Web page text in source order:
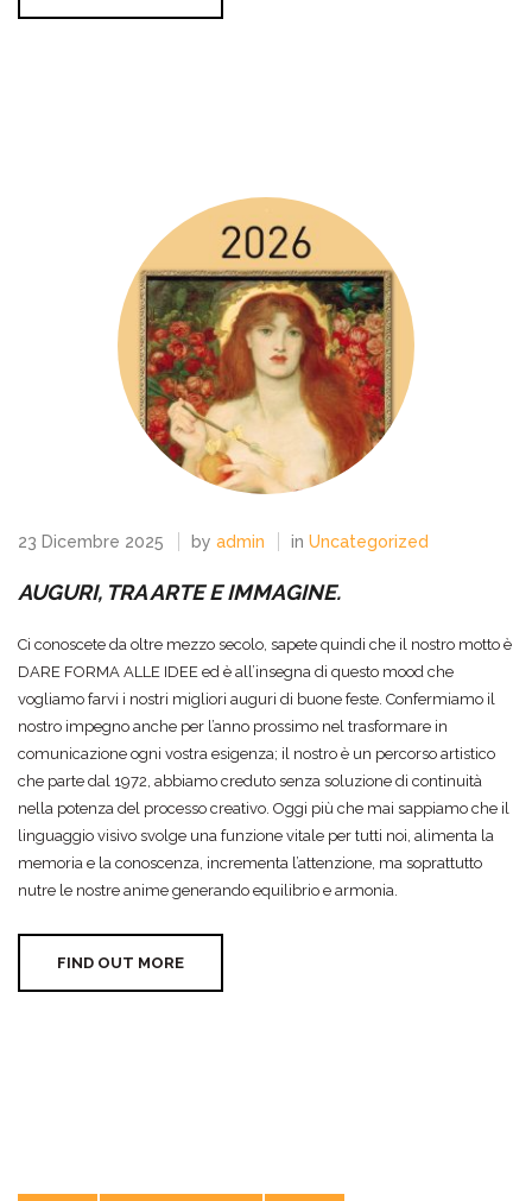
23 Dicembre 2025 by admin in Uncategorized
AUGURI, TRA ARTE E IMMAGINE.
Ci conoscete da oltre mezzo secolo, sapete quindi che il nostro motto è
DARE FORMA ALLE IDEE ed è all’insegna di questo mood che
vogliamo farvi i nostri migliori auguri di buone feste. Confermiamo il
nostro impegno anche per l’anno prossimo nel trasformare in
comunicazione ogni vostra esigenza; il nostro è un percorso artistico
che parte dal 1972, abbiamo creduto senza soluzione di continuità
nella potenza del processo creativo. Oggi più che mai sappiamo che il
linguaggio visivo svolge una funzione vitale per tutti noi, alimenta la
memoria e la conoscenza, incrementa l’attenzione, ma soprattutto
nutre le nostre anime generando equilibrio e armonia.
FIND OUT MORE